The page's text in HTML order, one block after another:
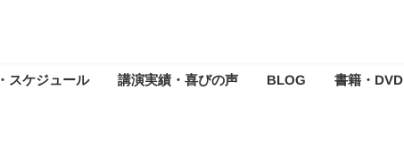
スケジュール 講演実績・喜びの声 BLOG 書籍・DVD